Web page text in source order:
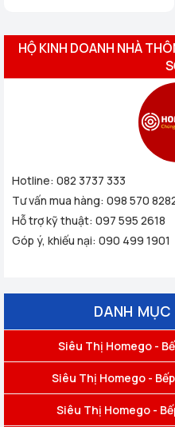
HỘ KINH DOANH NHÀ
Hotline: 082 3737 333
Tư vấn mua hàng: 098 570
Hỗ trợ kỹ thuật: 097 595 2618
Góp ý, khiếu nại: 090 499 1901
DANH
Siêu Thị Homego -
Siêu Thị Homego -
Siêu Thị Homego -